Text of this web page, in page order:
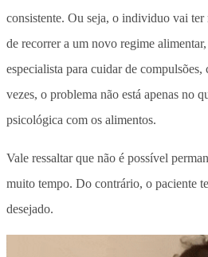
consistente. Ou seja, o individuo vai ter
de recorrer a um novo regime
especialista para cuidar de
vezes, o problema não está apenas no
psicológica com os alimentos.
Vale ressaltar que não é possível
muito tempo. Do contrário, o paciente
desejado.